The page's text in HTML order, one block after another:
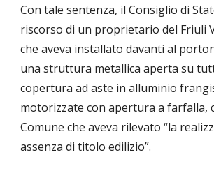
Con tale sentenza, il Consiglio di
riscorso di un proprietario del Friuli
che aveva installato davanti al
una struttura metallica aperta su
copertura ad aste in alluminio
motorizzate con apertura a farfalla,
Comune che aveva rilevato “la
assenza di titolo edilizio”.